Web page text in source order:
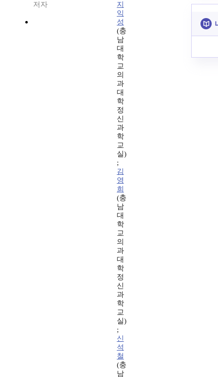
저자
지
익
성
(충
남
대
학
교
의
과
대
학
정
신
과
학
교
실)
;
김
영
희
(충
남
대
학
교
의
과
대
학
정
신
과
학
교
실)
;
신
석
철
(충
남